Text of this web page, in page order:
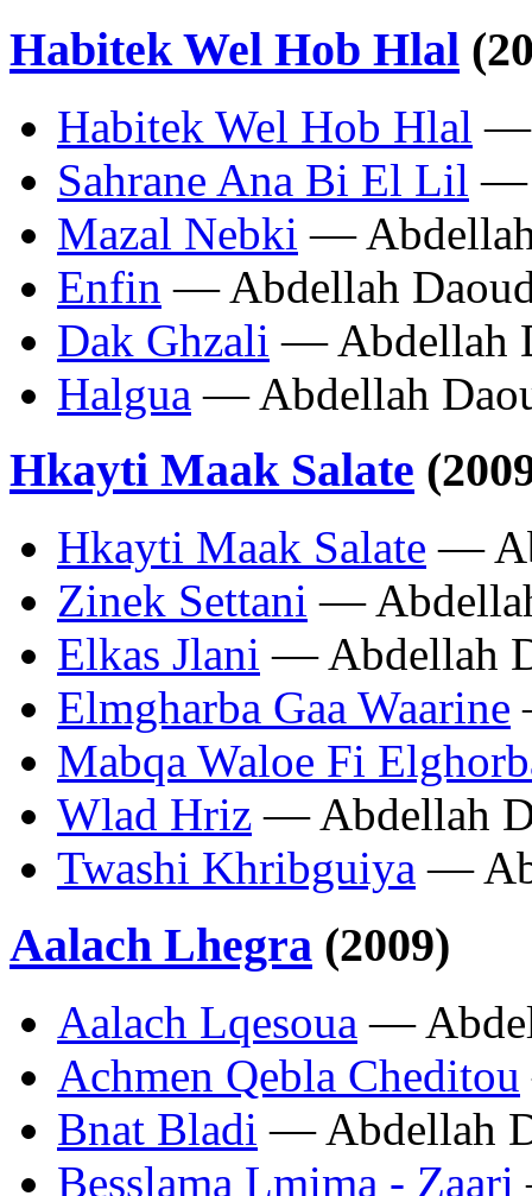
Habitek Wel Hob Hlal
Habitek Wel Hob Hlal —
Sahrane Ana Bi El Lil —
Mazal Nebki —
Enfin — Abdellah
Dak Ghzali — Abdellah
Halgua — Abdellah
Hkayti Maak Salate
Hkayti Maak Salate —
Zinek Settani —
Elkas Jlani — Abdellah
Elmgharba Gaa Waarine
Mabqa Waloe Fi
Wlad Hriz — Abdellah
Twashi Khribguiya —
Aalach Lhegra (2009)
Aalach Lqesoua —
Achmen Qebla Cheditou
Bnat Bladi — Abdellah
Besslama Lmima - Zaari